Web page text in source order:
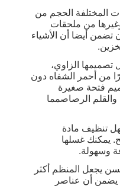
المختلفة الحجم من
من ملحقات
تضمن أيضا أن الأشياء
الزاوي،
من أحمر الشفاه دون
فتحة صغيرة
الرصاصمما
تنظيف مادة
يمكنك غسلها
وسهولة.
يجعل المنظم أكثر
يضمن أن عناصر